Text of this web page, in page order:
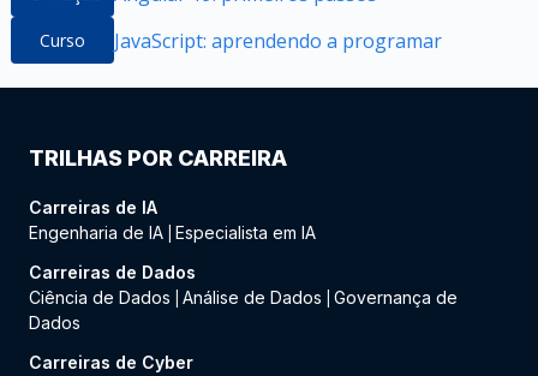
Curso JavaScript: aprendendo a programar
TRILHAS POR CARREIRA
Carreiras de IA
Engenharia de IA Especialista em IA
Carreiras de Dados
Ciência de Dados
Análise de Dados
Governança de
Dados
Carreiras de Cyber